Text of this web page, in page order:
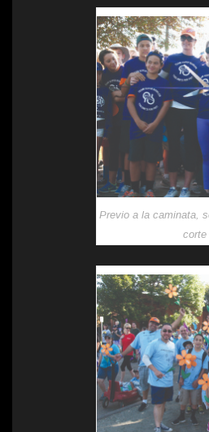
Previo a la caminata,
corte